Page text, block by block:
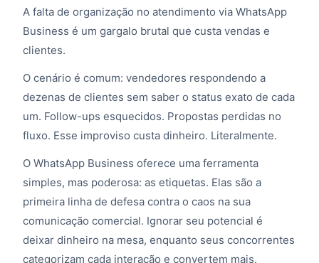
A falta de organização no atendimento via WhatsApp
Business é um gargalo brutal que custa vendas e
clientes.
O cenário é comum: vendedores respondendo a
dezenas de clientes sem saber o status exato de cada
um. Follow-ups esquecidos. Propostas perdidas no
fluxo. Esse improviso custa dinheiro. Literalmente.
O WhatsApp Business oferece uma ferramenta
simples, mas poderosa: as etiquetas. Elas são a
primeira linha de defesa contra o caos na sua
comunicação comercial. Ignorar seu potencial é
deixar dinheiro na mesa, enquanto seus concorrentes
categorizam cada interação e convertem mais.